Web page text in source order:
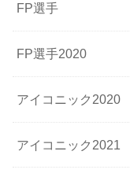
FP選手
FP選手2020
アイコニック2020
アイコニック2021